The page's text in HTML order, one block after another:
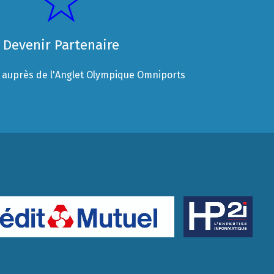
Devenir Partenaire
auprès de l'Anglet Olympique Omniports